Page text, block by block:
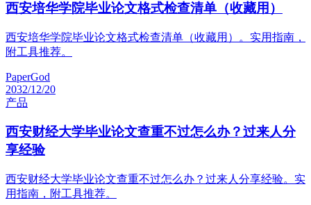
西安培华学院毕业论文格式检查清单（收藏用）
西安培华学院毕业论文格式检查清单（收藏用）。实用指南，
附工具推荐。
PaperGod
2032/12/20
产品
西安财经大学毕业论文查重不过怎么办？过来人分
享经验
西安财经大学毕业论文查重不过怎么办？过来人分享经验。实
用指南，附工具推荐。